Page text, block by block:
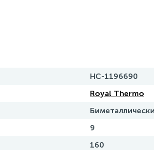
НС-1196690
Royal Thermo
9
160